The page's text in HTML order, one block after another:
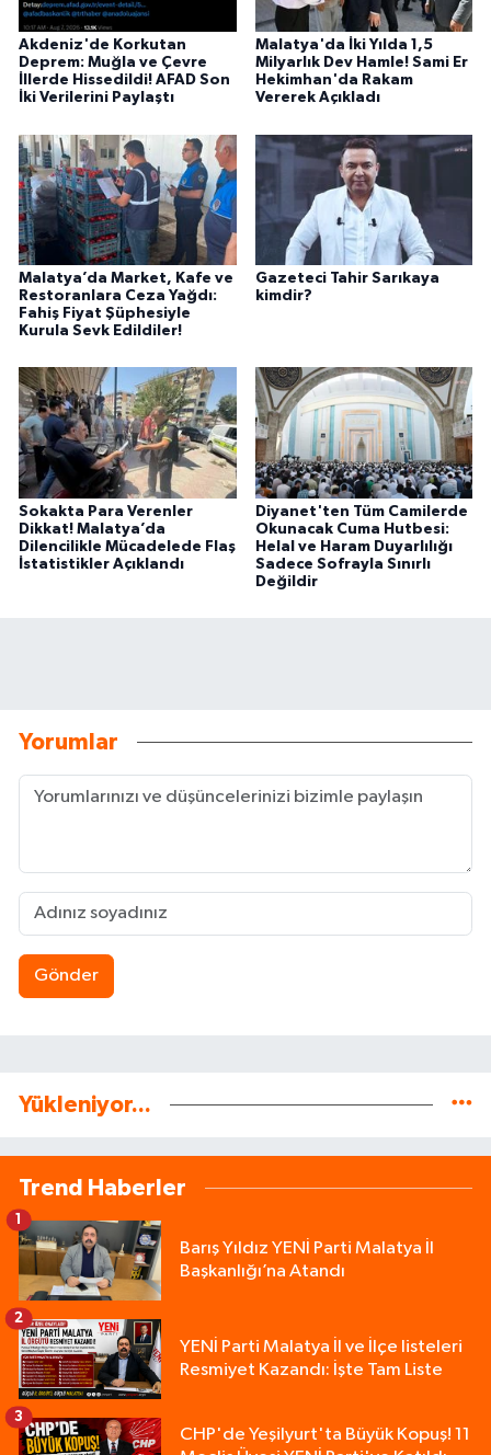
Akdeniz'de Korkutan
Deprem: Muğla ve Çevre
İllerde Hissedildi! AFAD Son
İki Verilerini Paylaştı
Malatya'da İki Yılda 1,5
Milyarlık Dev Hamle! Sami Er
Hekimhan'da Rakam
Vererek Açıkladı
Malatya’da Market, Kafe ve
Restoranlara Ceza Yağdı:
Fahiş Fiyat Şüphesiyle
Kurula Sevk Edildiler!
Gazeteci Tahir Sarıkaya
kimdir?
Sokakta Para Verenler
Dikkat! Malatya’da
Dilencilikle Mücadelede Flaş
İstatistikler Açıklandı
Diyanet'ten Tüm Camilerde
Okunacak Cuma Hutbesi:
Helal ve Haram Duyarlılığı
Sadece Sofrayla Sınırlı
Değildir
Yorumlar
Gönder
Yükleniyor...
Trend Haberler
Barış Yıldız YENİ Parti Malatya İl
Başkanlığı’na Atandı
1
YENİ Parti Malatya İl ve İlçe listeleri
Resmiyet Kazandı: İşte Tam Liste
2
CHP'de Yeşilyurt'ta Büyük Kopuş! 11
3